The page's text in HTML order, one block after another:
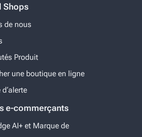
Shops
de nous
Produit
une boutique en ligne
e-commerçants
AI+ et Marque de